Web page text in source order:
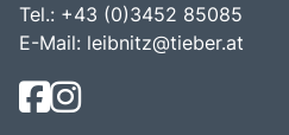
Tel.: +43 (0)3452 85085
E-Mail: leibnitz@tieber.at